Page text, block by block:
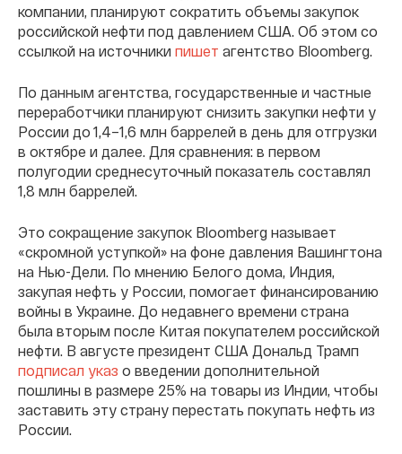
компании, планируют сократить объемы закупок
российской нефти под давлением США. Об этом со
ссылкой на источники пишет агентство Bloomberg.
По данным агентства, государственные и частные
переработчики планируют снизить закупки нефти у
России до 1,4–1,6 млн баррелей в день для отгрузки
в октябре и далее. Для сравнения: в первом
полугодии среднесуточный показатель составлял
1,8 млн баррелей.
Это сокращение закупок Bloomberg называет
«скромной уступкой» на фоне давления Вашингтона
на Нью-Дели. По мнению Белого дома, Индия,
закупая нефть у России, помогает финансированию
войны в Украине. До недавнего времени страна
была вторым после Китая покупателем российской
нефти. В августе президент США Дональд Трамп
подписал указ о введении дополнительной
пошлины в размере 25% на товары из Индии, чтобы
заставить эту страну перестать покупать нефть из
России.